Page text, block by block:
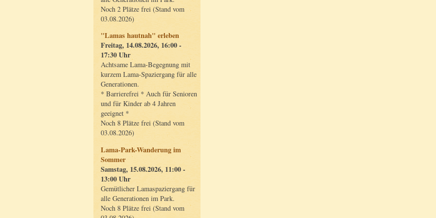
Noch 2 Plätze frei (Stand vom
03.08.2026)
"Lamas hautnah" erleben
Freitag, 14.08.2026, 16:00 -
17:30 Uhr
Achtsame Lama-Begegnung mit
kurzem Lama-Spaziergang für alle
Generationen.
* Barrierefrei * Auch für Senioren
und für Kinder ab 4 Jahren
geeignet *
Noch 8 Plätze frei (Stand vom
03.08.2026)
Lama-Park-Wanderung im
Sommer
Samstag, 15.08.2026, 11:00 -
13:00 Uhr
Gemütlicher Lamaspaziergang für
alle Generationen im Park.
Noch 8 Plätze frei (Stand vom